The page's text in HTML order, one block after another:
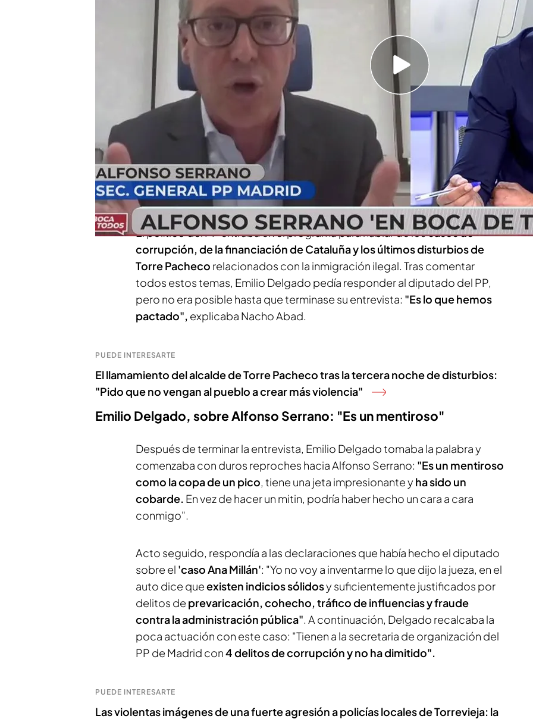
Alfonso Serrano, sobre la cercana comparecencia de Begoña Gómez
ante la Asamblea: "Tiene la obligación legal de acudir"
Compartir
Alfonso Serrano, secretario general del PP de Madrid, entraba en 'En
boca de todos' para comentar las últimas declaraciones de
Emiliano
García-Pagesobre la financiación de las comunidades, entre otros
temas, y las declaraciones del diputado del PP generaban un gran debate
en plató con Emilio Delgado, diputado de 'Más Madrid'.
El político del PP entraba en el programa para hablar de loscasos de
corrupción, de la financiación de Cataluña y los últimos disturbios de
Torre Pacheco relacionados con la inmigración ilegal. Tras comentar
todos estos temas, Emilio Delgado pedía responder al diputado del PP,
pero no era posible hasta que terminase su entrevista: "Es lo que hemos
pactado", explicaba Nacho Abad.
PUEDE INTERESARTE
El llamamiento del alcalde de Torre Pacheco tras la tercera noche de disturbios:
"Pido que no vengan al pueblo a crear más violencia"
Emilio Delgado, sobre Alfonso Serrano: "Es un mentiroso"
Después de terminar la entrevista, Emilio Delgado tomaba la palabra y
comenzaba con duros reproches hacia Alfonso Serrano: "Es un mentiroso
como la copa de un pico, tiene una jeta impresionante y ha sido un
cobarde. En vez de hacer un mitin, podría haber hecho un cara a cara
conmigo".
Acto seguido, respondía a las declaraciones que había hecho el diputado
sobre el 'caso Ana Millán': "Yo no voy a inventarme lo que dijo la jueza, en el
auto dice queexisten indicios sólidosy suficientemente justificados por
delitos de prevaricación, cohecho, tráfico de influencias y fraude
contra la administración pública". A continuación, Delgado recalcaba la
poca actuación con este caso: "Tienen a la secretaria de organización del
PP de Madrid con4 delitos de corrupción y no ha dimitido".
PUEDE INTERESARTE
Las violentas imágenes de una fuerte agresión a policías locales de Torrevieja: la